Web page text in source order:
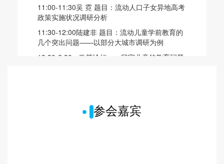
11:00-11:30吴 霓 题目：流动人口子女异地高考
政策实施状况调研分析
11:30-12:00陆建非 题目：流动儿童学前教育的
几个突出问题——以部分大城市调研为例
13:30-2:30 政策论坛一：留守儿童的教育问题
14:50-16:10 学术报告（英文专场）
林树明（Carl Lin)，美国Bucknell大学 Social
参会嘉宾